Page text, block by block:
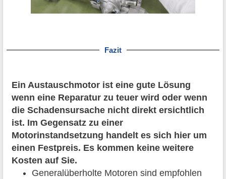
Fazit
Ein Austauschmotor ist eine gute Lösung
wenn eine Reparatur zu teuer wird oder wenn
die Schadensursache nicht direkt ersichtlich
ist. Im Gegensatz zu einer
Motorinstandsetzung handelt es sich hier um
einen Festpreis. Es kommen keine weitere
Kosten auf Sie.
Generalüberholte Motoren sind empfohlen